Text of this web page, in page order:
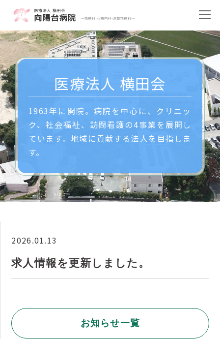
医療法人 横田会
1963年に開院。病院を中心に、クリニッ
ク、社会福祉、訪問看護の4事業を展開し
ています。地域に貢献する法人を目指しま
す。
2026.01.13
求人情報を更新しました。
お知らせ一覧